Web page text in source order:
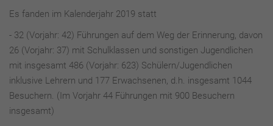
Es fanden im Kalenderjahr 2019 statt
- 32 (Vorjahr: 42) Führungen auf dem Weg der Erinnerung, davon
26 (Vorjahr: 37) mit Schulklassen und sonstigen Jugendlichen
mit insgesamt 486 (Vorjahr: 623) Schülern/Jugendlichen
inklusive Lehrern und 177 Erwachsenen, d.h. insgesamt 1044
Besuchern. (Im Vorjahr 44 Führungen mit 900 Besuchern
insgesamt)